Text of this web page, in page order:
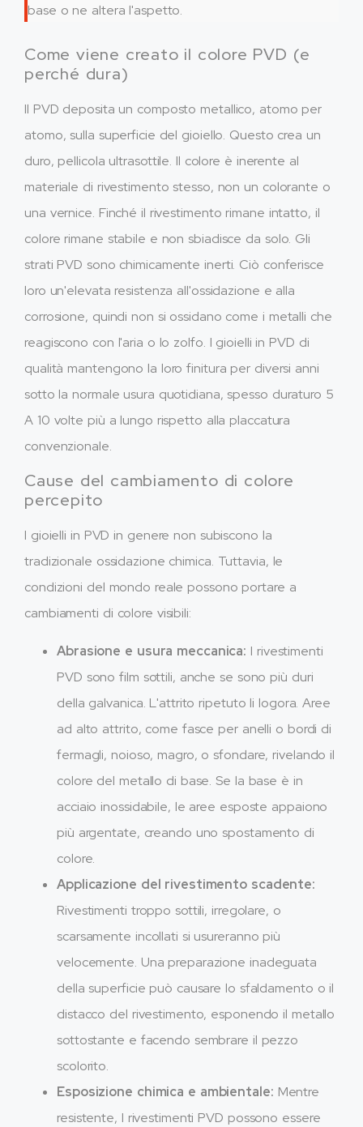
base o ne altera l'aspetto.
Come viene creato il colore PVD (e
perché dura)
Il PVD deposita un composto metallico, atomo per
atomo, sulla superficie del gioiello. Questo crea un
duro, pellicola ultrasottile. Il colore è inerente al
materiale di rivestimento stesso, non un colorante o
una vernice. Finché il rivestimento rimane intatto, il
colore rimane stabile e non sbiadisce da solo. Gli
strati PVD sono chimicamente inerti. Ciò conferisce
loro un'elevata resistenza all'ossidazione e alla
corrosione, quindi non si ossidano come i metalli che
reagiscono con l'aria o lo zolfo. I gioielli in PVD di
qualità mantengono la loro finitura per diversi anni
sotto la normale usura quotidiana, spesso duraturo 5
A 10 volte più a lungo rispetto alla placcatura
convenzionale.
Cause del cambiamento di colore
percepito
I gioielli in PVD in genere non subiscono la
tradizionale ossidazione chimica. Tuttavia, le
condizioni del mondo reale possono portare a
cambiamenti di colore visibili:
Abrasione e usura meccanica: I rivestimenti
PVD sono film sottili, anche se sono più duri
della galvanica. L'attrito ripetuto li logora. Aree
ad alto attrito, come fasce per anelli o bordi di
fermagli, noioso, magro, o sfondare, rivelando il
colore del metallo di base. Se la base è in
acciaio inossidabile, le aree esposte appaiono
più argentate, creando uno spostamento di
colore.
Applicazione del rivestimento scadente:
Rivestimenti troppo sottili, irregolare, o
scarsamente incollati si usureranno più
velocemente. Una preparazione inadeguata
della superficie può causare lo sfaldamento o il
distacco del rivestimento, esponendo il metallo
sottostante e facendo sembrare il pezzo
scolorito.
Esposizione chimica e ambientale: Mentre
resistente, I rivestimenti PVD possono essere